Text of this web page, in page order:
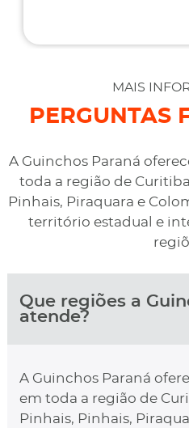
desviaram para uma oficina
qualquer custo na maior
MAIS
PERGUNTAS
A Guinchos Paraná
toda a região de
Pinhais, Piraquara e
território estadual e
Que regiões a
atende?
A Guinchos Paraná
em toda a região de
Pinhais, Pinhais,